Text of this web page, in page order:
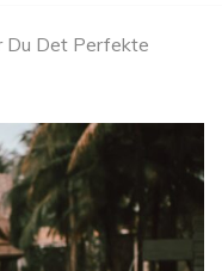
Du Det Perfekte